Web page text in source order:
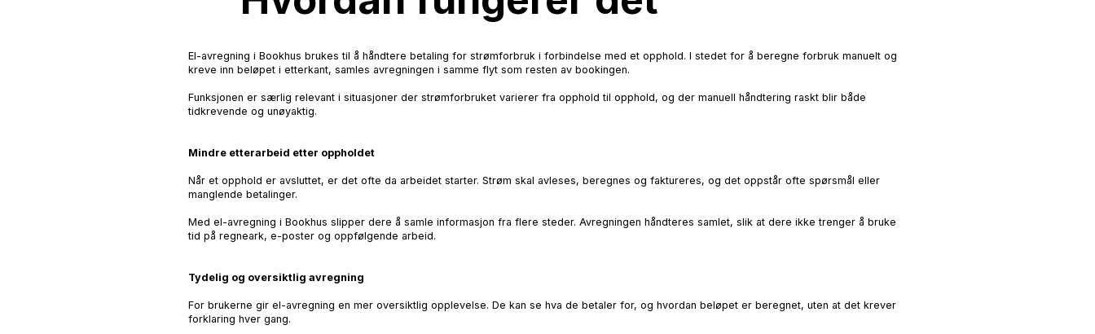
El-avregning i Bookhus brukes til å håndtere betaling for strømforbruk i forbindelse med et opphold. I stedet for å beregne forbruk manuelt og
kreve inn beløpet i etterkant, samles avregningen i samme flyt som resten av bookingen.
Funksjonen er særlig relevant i situasjoner der strømforbruket varierer fra opphold til opphold, og der manuell håndtering raskt blir både
tidkrevende og unøyaktig.
Mindre etterarbeid etter oppholdet
Når et opphold er avsluttet, er det ofte da arbeidet starter. Strøm skal avleses, beregnes og faktureres, og det oppstår ofte spørsmål eller
manglende betalinger.
Med el-avregning i Bookhus slipper dere å samle informasjon fra flere steder. Avregningen håndteres samlet, slik at dere ikke trenger å bruke
tid på regneark, e-poster og oppfølgende arbeid.
Tydelig og oversiktlig avregning
For brukerne gir el-avregning en mer oversiktlig opplevelse. De kan se hva de betaler for, og hvordan beløpet er beregnet, uten at det krever
forklaring hver gang.